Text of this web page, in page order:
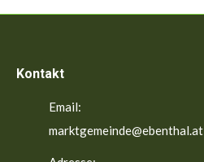
Kontakt
Email:
marktgemeinde@ebenthal.at